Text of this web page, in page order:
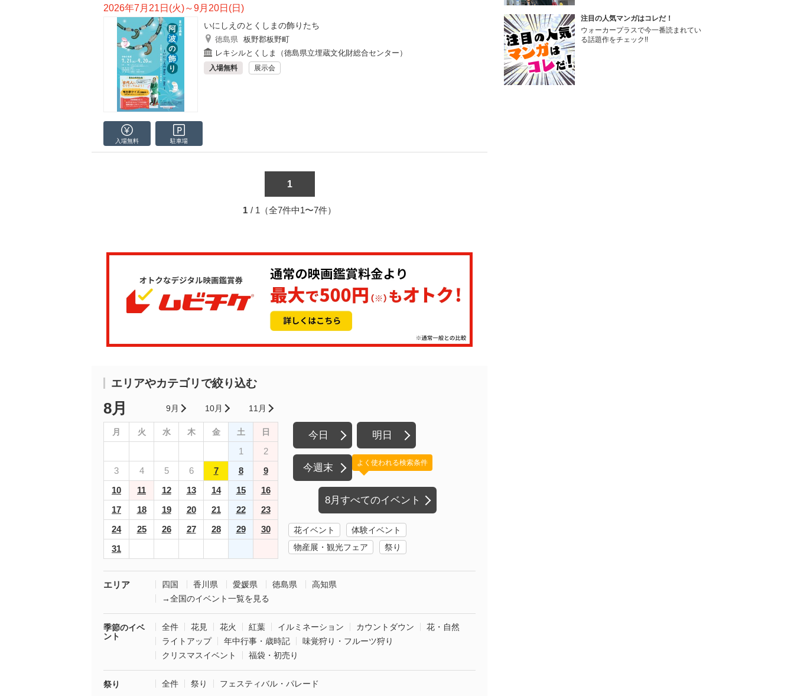
2026年7月21日(火)～9月20日(日)
いにしえのとくしまの飾りたち
徳島県 板野郡板野町
レキシルとくしま（徳島県立埋蔵文化財総合センター）
入場無料 展示会
入場無料 駐車場
1
1 / 1（全7件中1〜7件）
エリアやカテゴリで絞り込む
8月 9月 10月 11月
月 火 水 木 金 土 日
1
2
3
4 5 6 7 8
9
10
11 12 13 14 15
16
17
18 19 20 21 22
23
24
25 26 27 28 29
30
31
今日 明日
今週末
8月すべてのイベント
よく使われる検索条件
花イベント
体験イベント
物産展・観光フェア
祭り
エリア 四国 香川県 愛媛県 徳島県
高知県
→全国のイベント一覧を見る
季節のイベ
ント
全件 花見 花火 紅葉 イルミネーション カウントダウン
花・自然
ライトアップ
年中行事・歳時記
味覚狩り・フルーツ狩り
クリスマスイベント
福袋・初売り
祭り 全件 祭り フェスティバル・パレード
注目の人気マンガはコレだ！
ウォーカープラスで今一番読まれてい
る話題作をチェック!!